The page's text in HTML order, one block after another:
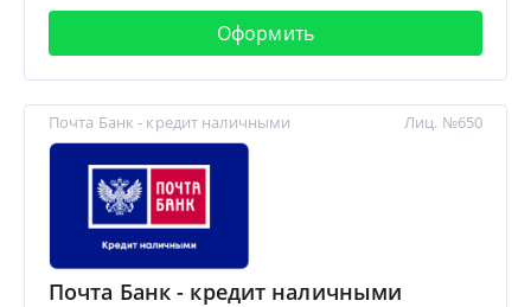
Оформить
Почта Банк - кредит наличными
Почта Банк - кредит наличными
Лиц. №650